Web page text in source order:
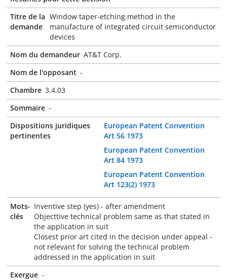
Titre de la
demande
Window taper-etching method in the
manufacture of integrated circuit semiconductor
devices
Nom du demandeur AT&T Corp.
Nom de l'opposant -
Chambre 3.4.03
Sommaire -
Dispositions juridiques
pertinentes
European Patent Convention
Art 56 1973
European Patent Convention
Art 84 1973
European Patent Convention
Art 123(2) 1973
Mots-
clés
Inventive step (yes) - after amendment
Objecttive technical problem same as that stated in
the application in suit
Closest prior art cited in the decision under appeal -
not relevant for solving the technical problem
addressed in the application in suit
Exergue -